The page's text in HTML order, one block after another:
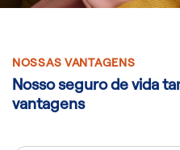
NOSSAS VANTAGENS
Nosso seguro de vida
vantagens